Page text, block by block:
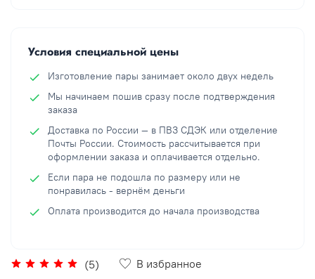
(5)
В избранное
Условия специальной цены
Изготовление пары занимает около двух недель
Мы начинаем пошив сразу после подтверждения
заказа
Доставка по России — в ПВЗ СДЭК или отделение
Почты России. Стоимость рассчитывается при
оформлении заказа и оплачивается отдельно.
Если пара не подошла по размеру или не
понравилась - вернём деньги
Оплата производится до начала производства